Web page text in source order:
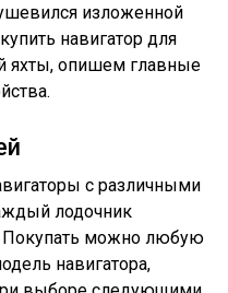
изложенной
навигатор для
яхты, опишем главные
с различными
лодочник
Покупать можно любую
навигатора,